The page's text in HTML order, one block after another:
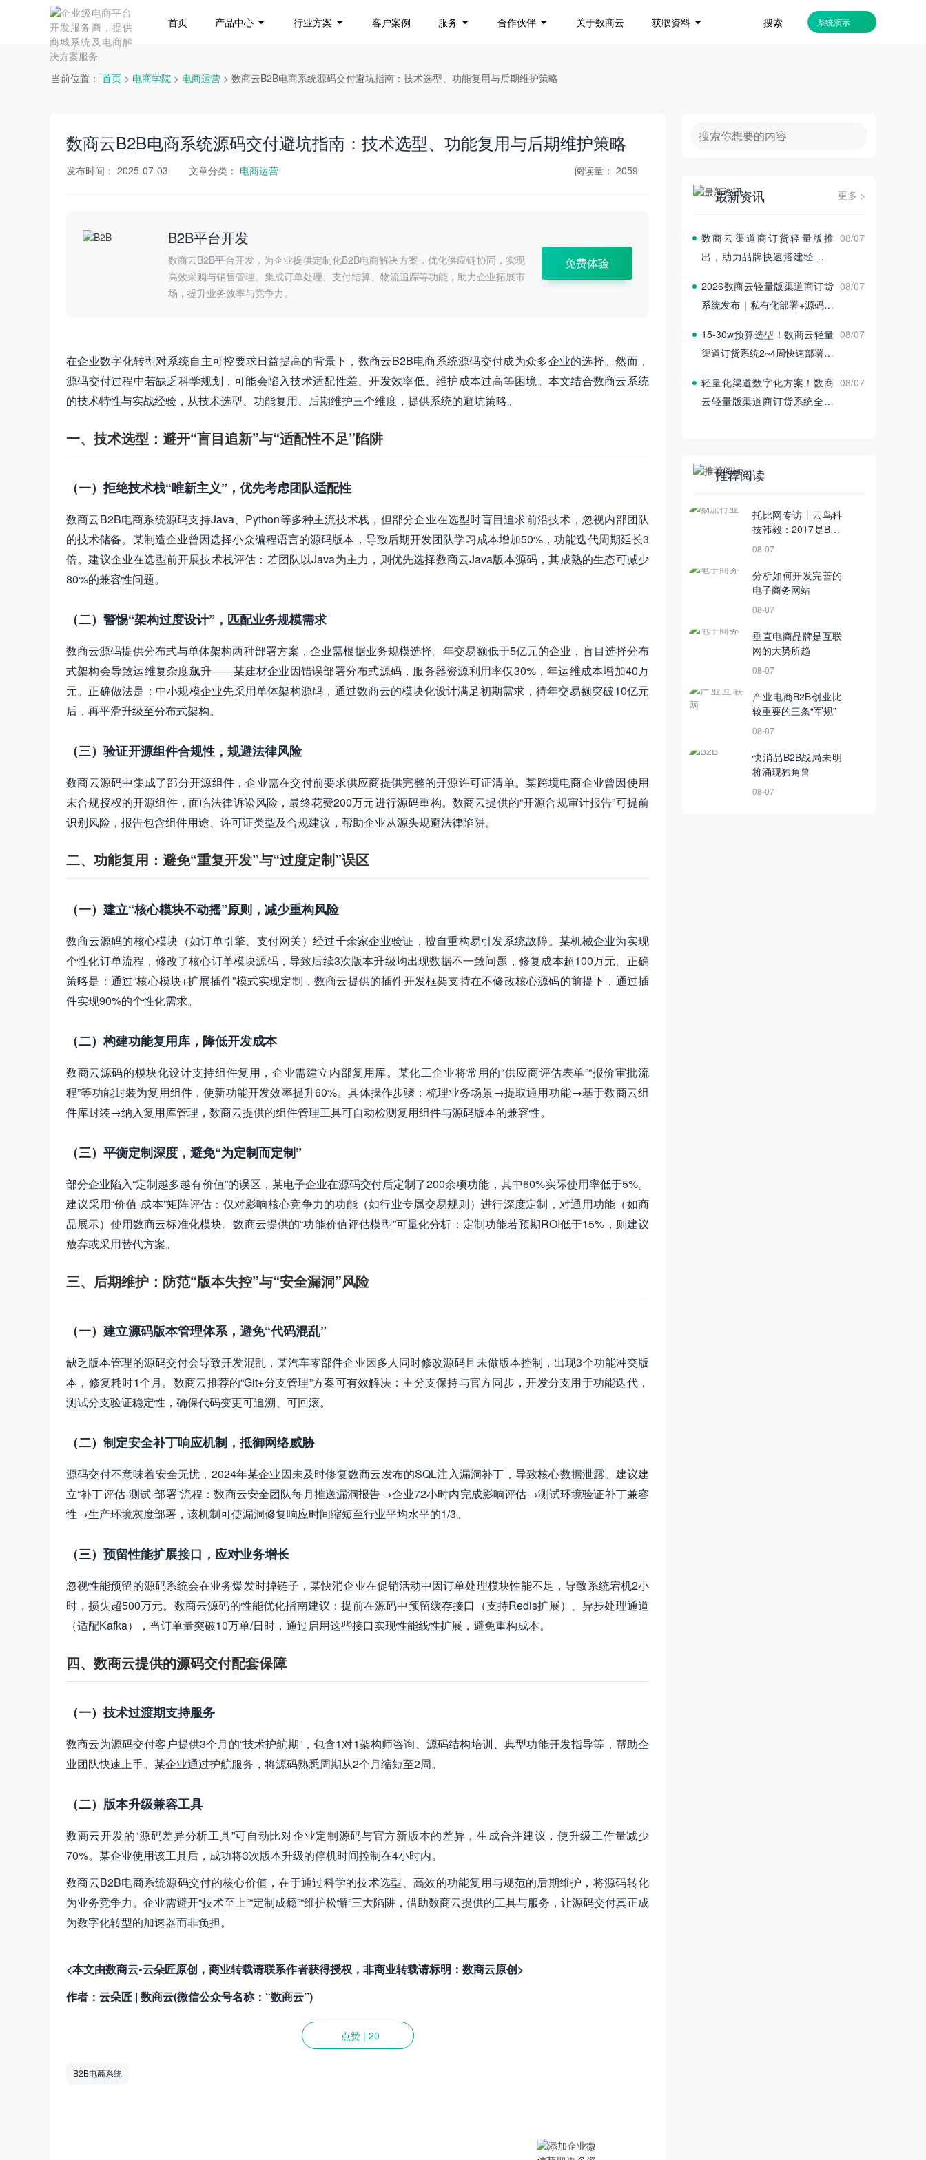
首页 产品中心 行业方案 客户案例 服务 合作伙伴 关于数商云 获取资料 搜索 系统演示
当前位置： 首页 > 电商学院 > 电商运营 > 数商云B2B电商系统源码交付避坑指南：技术选型、功能复用与后期维护策略
数商云B2B电商系统源码交付避坑指南：技术选型、功能复用与后期维护策略
发布时间： 2025-07-03 文章分类： 电商运营 阅读量： 2059
B2B平台开发
数商云B2B平台开发，为企业提供定制化B2B电商解决方案，优化供应链协同，实现
高效采购与销售管理。集成订单处理、支付结算、物流追踪等功能，助力企业拓展市
场，提升业务效率与竞争力。
免费体验
在企业数字化转型对系统自主可控要求日益提高的背景下，数商云B2B电商系统源码交付成为众多企业的选择。然而，
源码交付过程中若缺乏科学规划，可能会陷入技术适配性差、开发效率低、维护成本过高等困境。本文结合数商云系统
的技术特性与实战经验，从技术选型、功能复用、后期维护三个维度，提供系统的避坑策略。
一、技术选型：避开“盲目追新”与“适配性不足”陷阱
（一）拒绝技术栈“唯新主义”，优先考虑团队适配性
数商云B2B电商系统源码支持Java、Python等多种主流技术栈，但部分企业在选型时盲目追求前沿技术，忽视内部团队
的技术储备。某制造企业曾因选择小众编程语言的源码版本，导致后期开发团队学习成本增加50%，功能迭代周期延长3
倍。建议企业在选型前开展技术栈评估：若团队以Java为主力，则优先选择数商云Java版本源码，其成熟的生态可减少
80%的兼容性问题。
（二）警惕“架构过度设计”，匹配业务规模需求
数商云源码提供分布式与单体架构两种部署方案，企业需根据业务规模选择。年交易额低于5亿元的企业，盲目选择分布
式架构会导致运维复杂度飙升——某建材企业因错误部署分布式源码，服务器资源利用率仅30%，年运维成本增加40万
元。正确做法是：中小规模企业先采用单体架构源码，通过数商云的模块化设计满足初期需求，待年交易额突破10亿元
后，再平滑升级至分布式架构。
（三）验证开源组件合规性，规避法律风险
数商云源码中集成了部分开源组件，企业需在交付前要求供应商提供完整的开源许可证清单。某跨境电商企业曾因使用
未合规授权的开源组件，面临法律诉讼风险，最终花费200万元进行源码重构。数商云提供的“开源合规审计报告”可提前
识别风险，报告包含组件用途、许可证类型及合规建议，帮助企业从源头规避法律陷阱。
二、功能复用：避免“重复开发”与“过度定制”误区
（一）建立“核心模块不动摇”原则，减少重构风险
数商云源码的核心模块（如订单引擎、支付网关）经过千余家企业验证，擅自重构易引发系统故障。某机械企业为实现
个性化订单流程，修改了核心订单模块源码，导致后续3次版本升级均出现数据不一致问题，修复成本超100万元。正确
策略是：通过“核心模块+扩展插件”模式实现定制，数商云提供的插件开发框架支持在不修改核心源码的前提下，通过插
件实现90%的个性化需求。
（二）构建功能复用库，降低开发成本
数商云源码的模块化设计支持组件复用，企业需建立内部复用库。某化工企业将常用的“供应商评估表单”“报价审批流
程”等功能封装为复用组件，使新功能开发效率提升60%。具体操作步骤：梳理业务场景→提取通用功能→基于数商云组
件库封装→纳入复用库管理，数商云提供的组件管理工具可自动检测复用组件与源码版本的兼容性。
（三）平衡定制深度，避免“为定制而定制”
部分企业陷入“定制越多越有价值”的误区，某电子企业在源码交付后定制了200余项功能，其中60%实际使用率低于5%。
建议采用“价值-成本”矩阵评估：仅对影响核心竞争力的功能（如行业专属交易规则）进行深度定制，对通用功能（如商
品展示）使用数商云标准化模块。数商云提供的“功能价值评估模型”可量化分析：定制功能若预期ROI低于15%，则建议
放弃或采用替代方案。
三、后期维护：防范“版本失控”与“安全漏洞”风险
（一）建立源码版本管理体系，避免“代码混乱”
缺乏版本管理的源码交付会导致开发混乱，某汽车零部件企业因多人同时修改源码且未做版本控制，出现3个功能冲突版
本，修复耗时1个月。数商云推荐的“Git+分支管理”方案可有效解决：主分支保持与官方同步，开发分支用于功能迭代，
测试分支验证稳定性，确保代码变更可追溯、可回滚。
（二）制定安全补丁响应机制，抵御网络威胁
源码交付不意味着安全无忧，2024年某企业因未及时修复数商云发布的SQL注入漏洞补丁，导致核心数据泄露。建议建
立“补丁评估-测试-部署”流程：数商云安全团队每月推送漏洞报告→企业72小时内完成影响评估→测试环境验证补丁兼容
性→生产环境灰度部署，该机制可使漏洞修复响应时间缩短至行业平均水平的1/3。
（三）预留性能扩展接口，应对业务增长
忽视性能预留的源码系统会在业务爆发时掉链子，某快消企业在促销活动中因订单处理模块性能不足，导致系统宕机2小
时，损失超500万元。数商云源码的性能优化指南建议：提前在源码中预留缓存接口（支持Redis扩展）、异步处理通道
（适配Kafka），当订单量突破10万单/日时，通过启用这些接口实现性能线性扩展，避免重构成本。
四、数商云提供的源码交付配套保障
（一）技术过渡期支持服务
数商云为源码交付客户提供3个月的“技术护航期”，包含1对1架构师咨询、源码结构培训、典型功能开发指导等，帮助企
业团队快速上手。某企业通过护航服务，将源码熟悉周期从2个月缩短至2周。
（二）版本升级兼容工具
数商云开发的“源码差异分析工具”可自动比对企业定制源码与官方新版本的差异，生成合并建议，使升级工作量减少
70%。某企业使用该工具后，成功将3次版本升级的停机时间控制在4小时内。
数商云B2B电商系统源码交付的核心价值，在于通过科学的技术选型、高效的功能复用与规范的后期维护，将源码转化
为业务竞争力。企业需避开“技术至上”“定制成瘾”“维护松懈”三大陷阱，借助数商云提供的工具与服务，让源码交付真正成
为数字化转型的加速器而非负担。
<本文由数商云•云朵匠原创，商业转载请联系作者获得授权，非商业转载请标明：数商云原创>
作者：云朵匠 | 数商云(微信公众号名称：“数商云”)
点赞 | 20
B2B电商系统
最新资讯 更多 >
数商云渠道商订货轻量版推
出，助力品牌快速搭建经销商
08/07
2026数商云轻量版渠道商订货
系统发布｜私有化部署+源码交
08/07
15‑30w预算选型！数商云轻量
渠道订货系统2~4周快速部署上
08/07
轻量化渠道数字化方案！数商
云轻量版渠道商订货系统全新
08/07
推荐阅读
托比网专访丨云鸟科
技韩毅：2017是B2B
物流行业的新起点
08-07
分析如何开发完善的
电子商务网站
08-07
垂直电商品牌是互联
网的大势所趋
08-07
产业电商B2B创业比
较重要的三条“军规”
08-07
快消品B2B战局未明
将涌现独角兽
08-07